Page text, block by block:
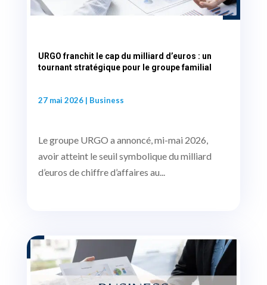
URGO franchit le cap du milliard d’euros : un
tournant stratégique pour le groupe familial
27 mai 2026| Business
Le groupe URGO a annoncé, mi-mai 2026,
avoir atteint le seuil symbolique du milliard
d’euros de chiffre d’affaires au...